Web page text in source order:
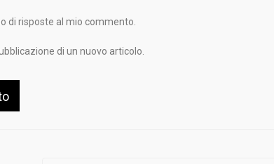
di risposte al mio commento.
di un nuovo articolo.